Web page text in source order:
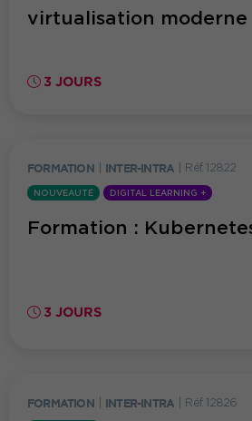
virtualisation moderne
3 JOURS
FORMATION INTER-INTRA Réf. 12822
NOUVEAUTÉ DIGITAL LEARNING +
Formation :
3 JOURS
FORMATION INTER-INTRA Réf. 12826